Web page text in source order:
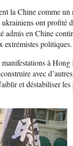
la Chine comme un
ont profité
admis en Chine
extrémistes politiques.
à
avec
et déstabiliser les